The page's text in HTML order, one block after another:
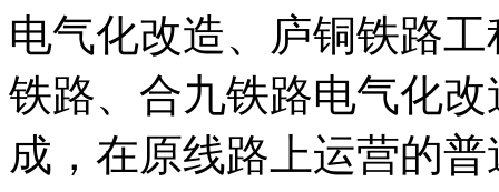
电气化改造、庐铜铁路
铁路、合九铁路电气化
成，在原线路上运营的